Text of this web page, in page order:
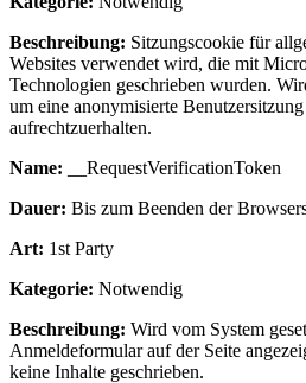
Beschreibung: Sitzungscookie für
Websites verwendet wird, die mit
Technologien geschrieben wurden.
um eine anonymisierte
aufrechtzuerhalten.
Name: __RequestVerificationToken
Dauer: Bis zum Beenden der
Art: 1st Party
Kategorie: Notwendig
Beschreibung: Wird vom System
Anmeldeformular auf der Seite
keine Inhalte geschrieben.